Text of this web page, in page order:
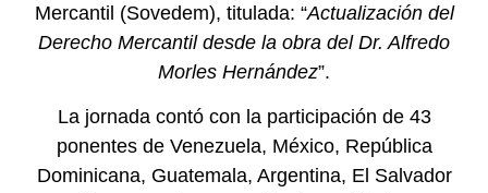
Mercantil (Sovedem), titulada: “Actualización del
Derecho Mercantil desde la obra del Dr. Alfredo
Morles Hernández”.
La jornada contó con la participación de 43
ponentes de Venezuela, México, República
Dominicana, Guatemala, Argentina, El Salvador